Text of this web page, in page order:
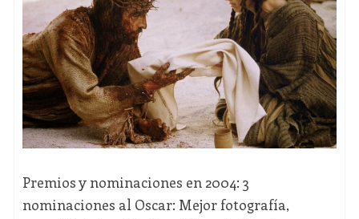
Premios y nominaciones en 2004: 3
nominaciones al Oscar: Mejor fotografía,